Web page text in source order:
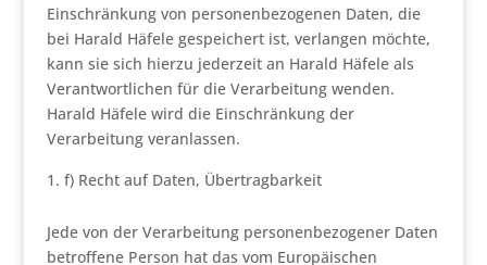
Einschränkung von personenbezogenen Daten, die
bei Harald Häfele gespeichert ist, verlangen möchte,
kann sie sich hierzu jederzeit an Harald Häfele als
Verantwortlichen für die Verarbeitung wenden.
Harald Häfele wird die Einschränkung der
Verarbeitung veranlassen.
f) Recht auf Daten, Übertragbarkeit
Jede von der Verarbeitung personenbezogener Daten
betroffene Person hat das vom Europäischen